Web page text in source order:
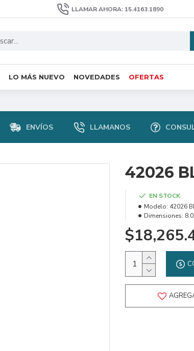
LLAMAR AHORA: 15.4163.1890
LO MÁS NUEVO NOVEDADES OFERTAS
ENVÍOS LLAMANOS
42026
EN STOCK
Modelo: 42026
Dimensiones: